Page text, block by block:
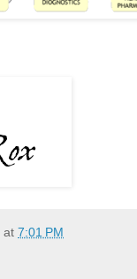
at 7:01 PM